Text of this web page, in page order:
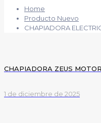
Home
Producto Nuevo
CHAPIADORA
CHAPIADORA ZEUS
1 de diciembre de 2025